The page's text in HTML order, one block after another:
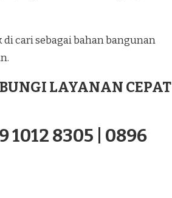
cari sebagai bahan bangunan
LAYANAN CEPAT
1012 8305 | 0896